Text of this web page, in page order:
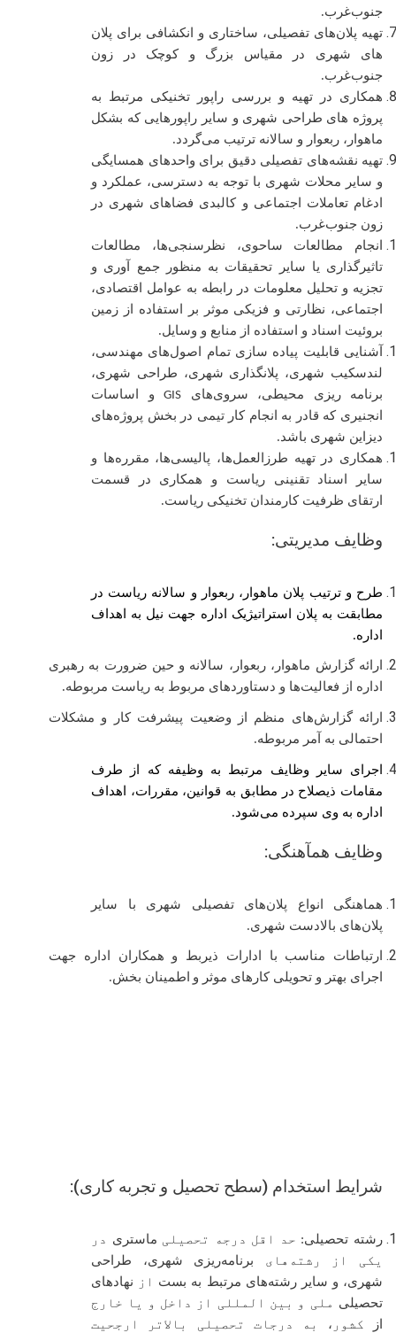
جنوب‌غرب.
تهیه پلان‌های تفصیلی، ساختاری و انکشافی برای پلان
های شهری در مقیاس بزرگ و کوچک در زون
جنوب‌غرب.
همکاری در تهیه و بررسی راپور تخنیکی مرتبط به
پروژه های طراحی شهری و سایر راپورهایی که بشکل
ماهوار، ربعوار و سالانه ترتیب می‌گردد.
تهیه نقشه‌های تفصیلی دقیق برای واحدهای همسایگی
و سایر محلات شهری با توجه به دسترسی، عملکرد و
ادغام تعاملات اجتماعی و کالبدی فضاهای شهری در
زون جنوب‌غرب.
انجام مطالعات ساحوی، نظرسنجی‌ها، مطالعات
تاثیرگذاری یا سایر تحقیقات به منظور جمع آوری و
تجزیه و تحلیل معلومات در رابطه به عوامل اقتصادی،
اجتماعی، نظارتی و فزیکی موثر بر استفاده از زمین
بروئیت اسناد و استفاده از منابع و وسایل.
آشنایی قابلیت پیاده سازی تمام اصول‌های مهندسی،
لندسکیب شهری، پلانگذاری شهری، طراحی شهری،
برنامه ریزی محیطی، سروی‌های GIS و اساسات
انجنیری که قادر به انجام کار تیمی در بخش پروژه‌های
دیزاین شهری باشد.
همکاری در تهیه طرزالعمل‌ها، پالیسی‌ها، مقرره‌ها و
سایر اسناد تقنینی ریاست و همکاری در قسمت
ارتقای ظرفیت کارمندان تخنیکی ریاست.
وظایف مدیریتی:
طرح و ترتیب پلان ماهوار، ربعوار و سالانه ریاست در
مطابقت به پلان استراتیژیک اداره جهت نیل به اهداف
اداره.
ارائه گزارش ماهوار، ربعوار، سالانه و حین ضرورت به رهبری
اداره از فعالیت‌ها و دستاوردهای مربوط به ریاست مربوطه.
ارائه گزارش‌های منظم از وضعیت پیشرفت کار و مشکلات
احتمالی به آمر مربوطه.
اجرای سایر وظایف مرتبط به وظیفه که از طرف
مقامات ذیصلاح در مطابق به قوانین، مقررات، اهداف
اداره به وی سپرده می‌شود.
وظایف همآهنگی:
هماهنگی انواع پلان‌های تفصیلی شهری با سایر
پلان‌های بالادست شهری.
ارتباطات مناسب با ادارات ذیربط و همکاران اداره جهت
اجرای بهتر و تحویلی کارهای موثر و اطمینان بخش.
شرایط استخدام (سطح تحصیل و تجربه کاری):
رشته تحصیلی: حد اقل درجه تحصیلی ماستری در
یکی از رشته های برنامه‌ریزی شهری، طراحی
شهری، و سایر رشته‌های مرتبط به بست
از نهادهای
تحصیلی ملی و بین المللی از داخل و
یا خارج
از
کشور ، به درجات تحصیلی بالاتر ارجحیت